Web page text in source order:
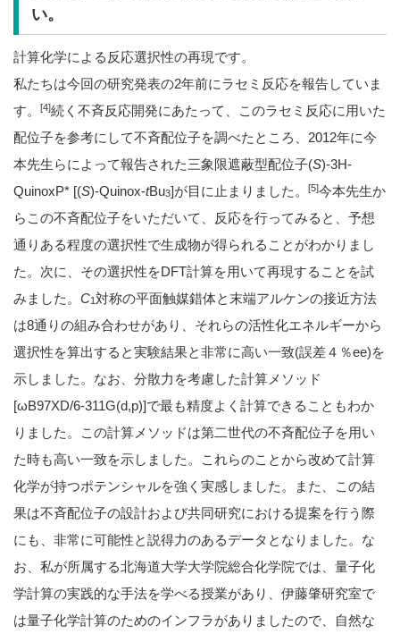
い。
計算化学による反応選択性の再現です。
私たちは今回の研究発表の2年前にラセミ反応を報告していま
す。
[4]続く不斉反応開発にあたって、このラセミ反応に用いた
配位子を参考にして不斉配位子を調べたところ、2012年に今
本先生らによって報告された三象限遮蔽型配位子(S)-3H-
QuinoxP* [(S)-Quinox-tBu3]が目に止まりました。 [5]今本先生か
らこの不斉配位子をいただいて、反応を行ってみると、予想
通りある程度の選択性で生成物が得られることがわかりまし
た。次に、その選択性をDFT計算を用いて再現することを試
みました。 C1対称の平面触媒錯体と末端アルケンの接近方法
は8通りの組み合わせがあり、それらの活性化エネルギーから
選択性を算出すると実験結果と非常に高い一致(誤差４％ee)を
示しました。なお、分散力を考慮した計算メソッド
[ωB97XD/6-311G(d,p)]で最も精度よく計算できることもわか
りました。この計算メソッドは第二世代の不斉配位子を用い
た時も高い一致を示しました。これらのことから改めて計算
化学が持つポテンシャルを強く実感しました。また、この結
果は不斉配位子の設計および共同研究における提案を行う際
にも、非常に可能性と説得力のあるデータとなりました。な
お、私が所属する北海道大学大学院総合化学院では、量子化
学計算の実践的な手法を学べる授業があり、伊藤肇研究室で
は量子化学計算のためのインフラがありましたので、自然な